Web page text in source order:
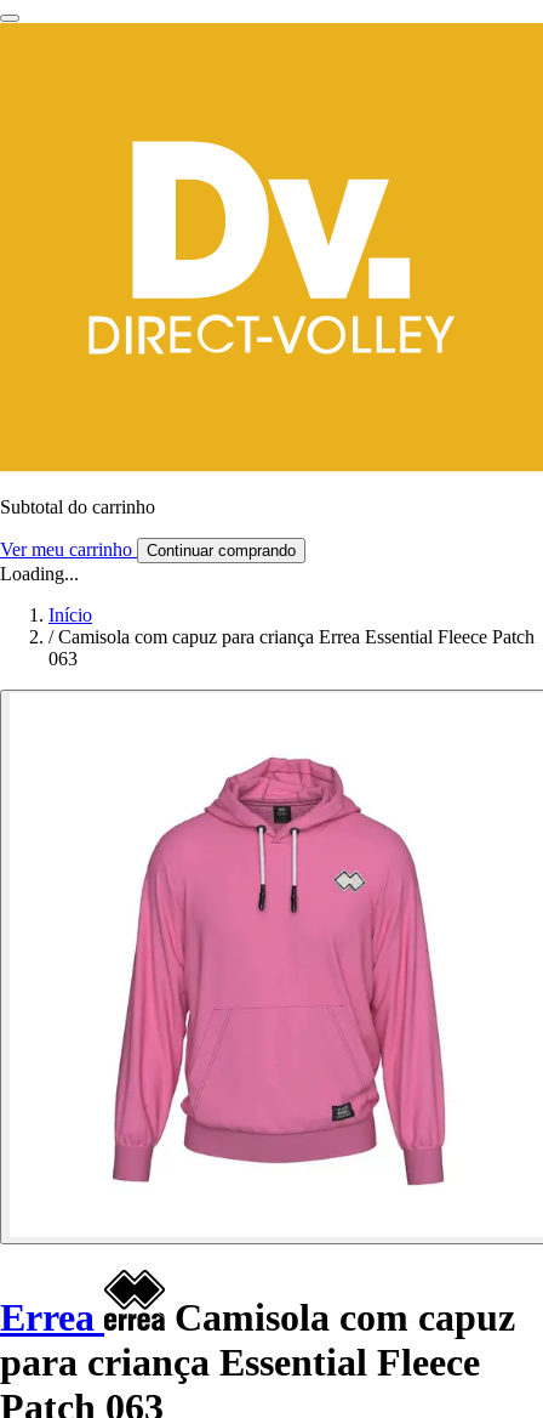
Subtotal do carrinho
Ver meu carrinho Continuar comprando
Loading...
Início
/ Camisola com capuz para criança Errea Essential Fleece Patch
063
Errea
Camisola com capuz
para criança Essential Fleece
Patch 063